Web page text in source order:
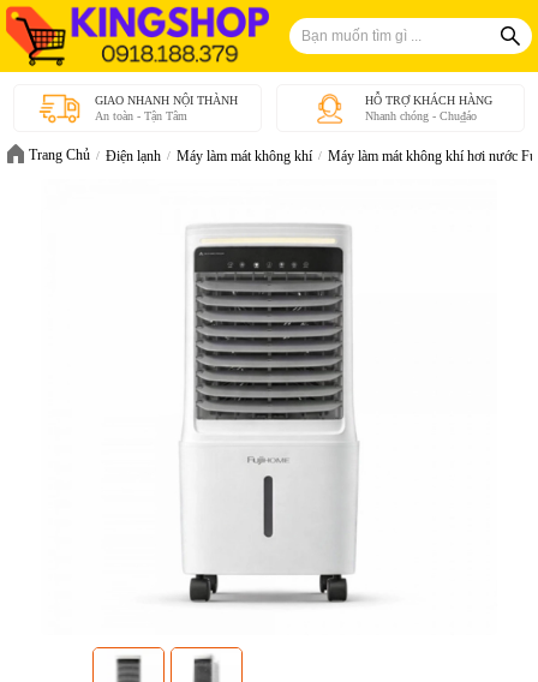
GIAO NHANH NỘI THÀNH
An toàn - Tận Tâm
HỖ TRỢ KHÁCH HÀNG
Nhanh chóng - Chu₫áo
Trang Chủ Điện lạnh Máy làm mát không khí Máy làm mát không khí hơi nước